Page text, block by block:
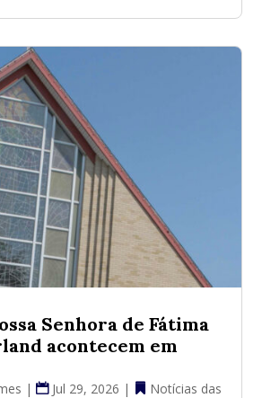
Senhora de Fátima
acontecem em
| Jul 29, 2026 |
Notícias das